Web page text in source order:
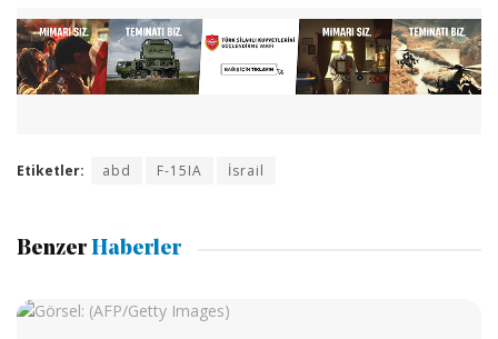
Etiketler: abd F-15IA İsrail
Benzer Haberler